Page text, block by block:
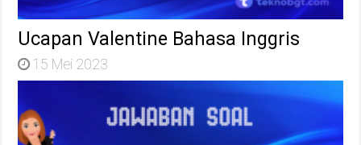
Ucapan Valentine Bahasa Inggris
15 Mei 2023